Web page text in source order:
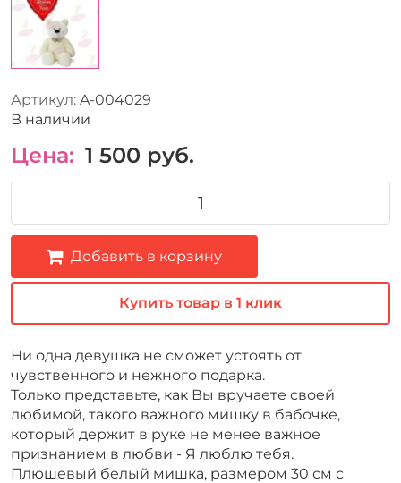
Артикул: A-004029
В наличии
Цена: 1 500 руб.
Добавить в корзину
Купить товар в 1 клик
Ни одна девушка не сможет устоять от
чувственного и нежного подарка.
Только представьте, как Вы вручаете своей
любимой, такого важного мишку в бабочке,
который держит в руке не менее важное
признанием в любви - Я люблю тебя.
Плюшевый белый мишка, размером 30 см с